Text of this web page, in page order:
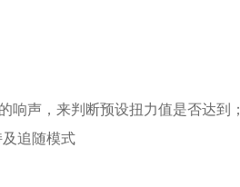
响声，来判断预设扭力值是否达到；
及追随模式